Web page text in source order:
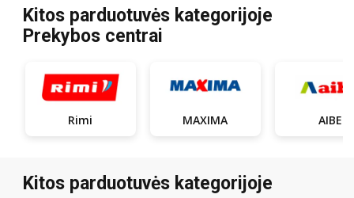
Kitos parduotuvės kategorijoje
Prekybos centrai
Rimi MAXIMA AIBE
Kitos parduotuvės kategorijoje